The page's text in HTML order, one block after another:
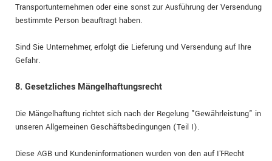
Transportunternehmen oder eine sonst zur Ausführung der Versendung
bestimmte Person beauftragt haben.
Sind Sie Unternehmer, erfolgt die Lieferung und Versendung auf Ihre
Gefahr.
8. Gesetzliches Mängelhaftungsrecht
Die Mängelhaftung richtet sich nach der Regelung "Gewährleistung" in
unseren Allgemeinen Geschäftsbedingungen (Teil I).
Diese AGB und Kundeninformationen wurden von den auf IT-Recht